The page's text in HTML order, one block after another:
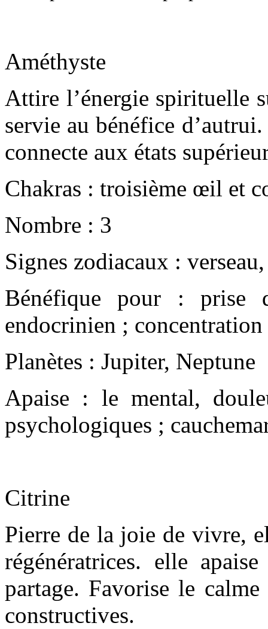
Améthyste
Attire l’énergie spirituelle
servie au bénéfice
connecte aux états
Chakras : troisième œil et
Nombre : 3
Signes zodiacaux :
Bénéfique pour : prise
endocrinien ; concentration
Planètes : Jupiter, Neptune
Apaise : le mental,
psychologiques ;
Citrine
Pierre de la joie de vivre,
régénératrices. elle
partage. Favorise le
constructives.